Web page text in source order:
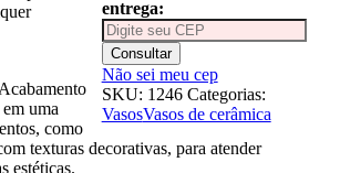
preto
fosco
A
23
cm
x
15
entrega:
Consultar
Não sei meu cep
SKU: 1246 Categorias:
VasosVasos de cerâmica
uma
como
texturas decorativas, para atender
estéticas.